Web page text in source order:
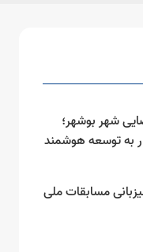
شهر بوشهر؛
به توسعه هوشمند
مسابقات ملی